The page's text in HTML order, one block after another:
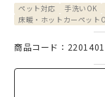
ペット対応 手洗いOK
床暖・ホットカーペット
商品コード：